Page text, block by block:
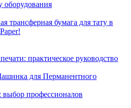
оборудования
трансферная бумага для тату в
практическое руководство
для Перманентного
профессионалов